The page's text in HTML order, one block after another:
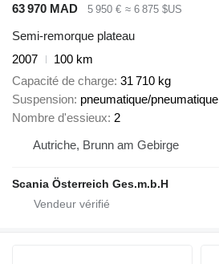
63 970 MAD
5 950 € ≈ 6 875 $US
Semi-remorque plateau
2007
100 km
Capacité de charge 31 710 kg
Suspension pneumatique/pneumatique
Nombre d'essieux 2
Autriche, Brunn am Gebirge
Scania Österreich Ges.m.b.H